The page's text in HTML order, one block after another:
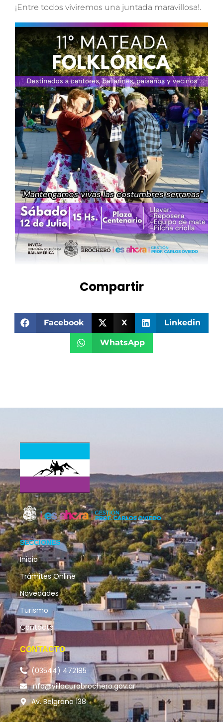
¡Entre todos viviremos una juntada maravillosa!.
Compartir
Facebook X Linkedin
WhatsApp
SECCIONES
Inicio
Trámites Online
Novedades
Turismo
Contacto
CONTACTO
(03544) 472185
info@villacurabrochero.gov.ar
Av. Belgrano 138